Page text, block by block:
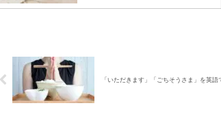
「いただきます」「ごちそうさま」を英語